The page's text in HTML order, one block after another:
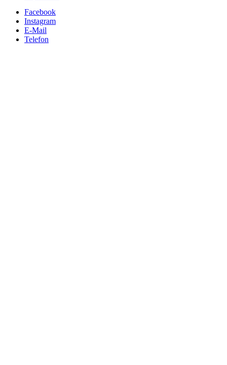
Facebook
Instagram
E-Mail
Telefon